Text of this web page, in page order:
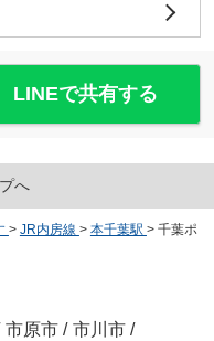
LINEで共有する
へ
> JR内房線 > 本千葉駅 > 千葉ポ
市原市 / 市川市 /